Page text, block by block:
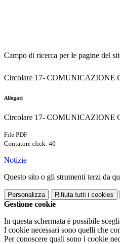
Campo di ricerca per le pagine del
Circolare 17- COMUNICAZIONE
Allegati
Circolare 17- COMUNICAZIONE
File PDF
Contatore click: 40
Notizie
Questo sito o gli strumenti terzi da
Personalizza Rifiuta tutti i cookies
Gestione cookie
In questa schermata è possibile
I cookie necessari sono quelli che
Per conoscere quali sono i cookie